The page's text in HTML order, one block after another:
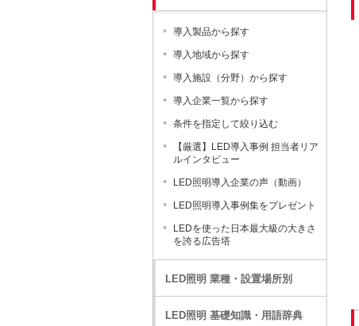
導入製品から探す
導入地域から探す
導入施設（分野）から探す
導入企業一覧から探す
条件を指定して絞り込む
【厳選】LED導入事例 担当者リア
ルインタビュー
LED照明導入企業の声（動画）
LED照明導入事例集をプレゼント
LEDを使った日本最大級の大きさ
を誇る広告塔
LED照明 業種・設置場所別
LED照明 基礎知識・用語辞典